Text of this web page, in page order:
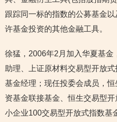
跟踪同一标的指数的公募基金
许基金投资的其他金融工具。
徐猛，2006年2月加入华夏基金
助理、上证原材料交易型开放
基金经理；现任投委会成员，
资基金联接基金、恒生交易型
小企业100交易型开放式指数基